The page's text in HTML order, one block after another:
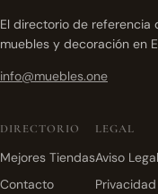
El directorio de referencia
muebles y decoración en
info@muebles.one
DIRECTORIO
Mejores Tiendas
Contacto
LEGAL
Aviso Legal
Privacidad